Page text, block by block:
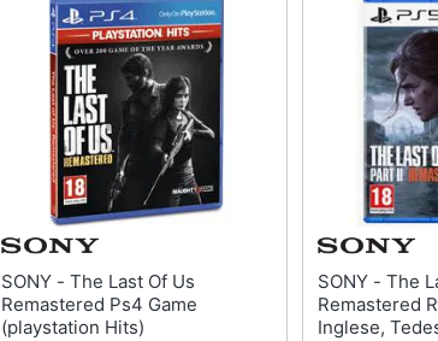
SONY - The Last Of Us
Remastered Ps4 Game
(playstation Hits)
SONY - The Last of Us Part II
Remastered
Inglese,